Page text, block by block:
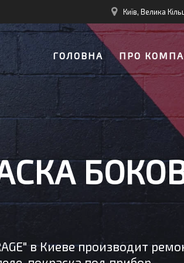
Київ, Велика
ГОЛОВНА ПРО
в Киеве производит